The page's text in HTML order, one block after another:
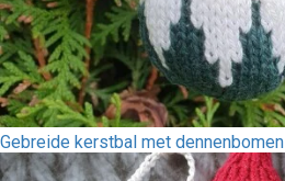
Gebreide kerstbal met dennenbomen